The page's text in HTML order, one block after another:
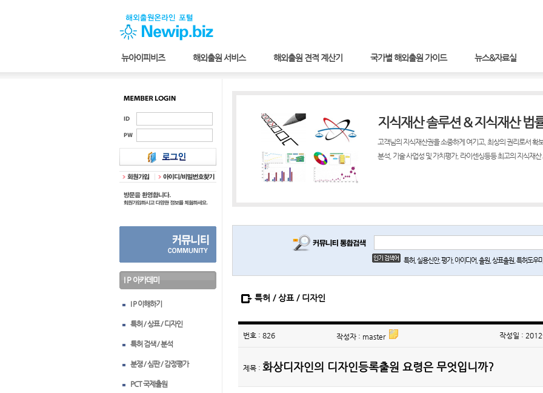
뉴아이피비즈 해외출원 서비스 해외출원 견적 계산기 국가별 해외출원 가이드 뉴스&자료실
I P 아카데미
I P 이해하기
특허 / 상표 / 디자인
특허 검색 / 분석
분쟁 / 심판 / 감정평가
PCT 국제출원
지식재산 솔루션 & 지식재산 법
고객님의 지식재산권을 소중하게 여기고, 최상의 권리로서 확
분석, 기술 사업성 및 가치평가, 라이센싱등등 최고의 지식재
특허, 실용신안, 평가, 아이디어, 출원, 상표출원, 특허도우미
특허 / 상표 / 디자인
번호 : 826 작성자 : master 작성일 :
제목 : 화상디자인의 디자인등록출원 요령은 무엇입니까?